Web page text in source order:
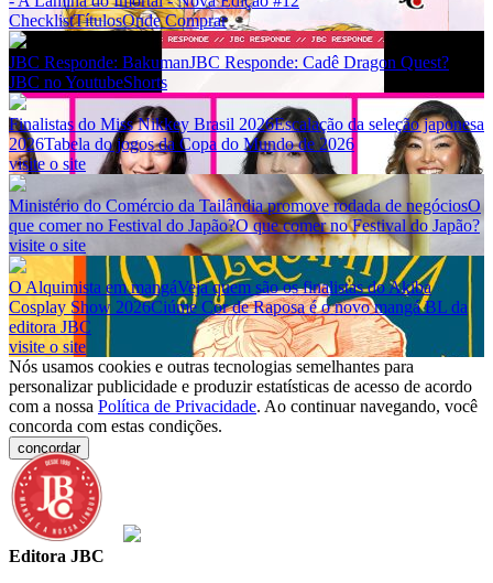
ChecklistTítulosOnde Comprar
JBC Responde: BakumanJBC Responde: Cadê Dragon Quest?
JBC no YoutubeShorts
Finalistas do Miss Nikkey Brasil 2026Escalação da seleção japonesa
2026Tabela do jogos da Copa do Mundo de 2026
visite o site
Ministério do Comércio da Tailândia promove rodada de negóciosO
que comer no Festival do Japão?O que comer no Festival do Japão?
visite o site
O Alquimista em mangáVeja quem são os finalistas do Akiba
Cosplay Show 2026Ciúme Cor de Raposa é o novo mangá BL da
editora JBC
visite o site
Nós usamos cookies e outras tecnologias semelhantes para
personalizar publicidade e produzir estatísticas de acesso de acordo
com a nossa Política de Privacidade. Ao continuar navegando, você
concorda com estas condições.
concordar
Editora JBC